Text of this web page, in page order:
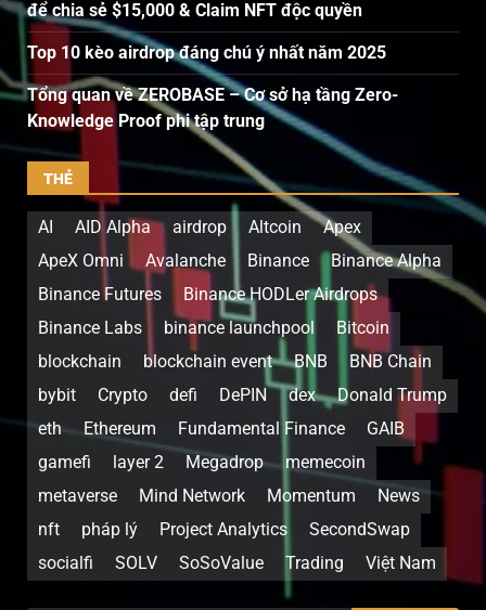
để chia sẻ $15,000 & Claim NFT độc quyền
Top 10 kèo airdrop đáng chú ý nhất năm 2025
Tổng quan về ZEROBASE – Cơ sở hạ tầng Zero-
Knowledge Proof phi tập trung
THẺ
AI AID Alpha airdrop Altcoin
Apex
ApeX Omni
Avalanche Binance
Binance Alpha
Binance Futures
Binance HODLer Airdrops
Binance Labs
binance launchpool
Bitcoin
blockchain
blockchain event BNB
BNB Chain
bybit
Crypto defi DePIN dex
Donald Trump
eth
Ethereum Fundamental Finance
GAIB
gamefi
layer 2 Megadrop
memecoin
metaverse
Mind Network Momentum
News
nft
pháp lý Project Analytics
SecondSwap
socialfi
SOLV SoSoValue Trading Việt Nam